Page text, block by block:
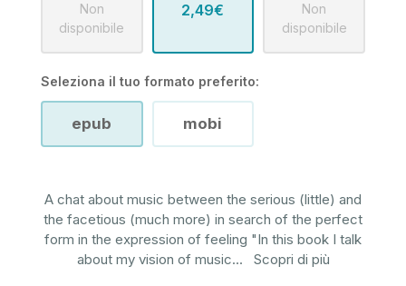
Non
disponibile
2,49€
Non
disponibile
Seleziona il tuo formato preferito:
epub mobi
A chat about music between the serious (little) and
the facetious (much more) in search of the perfect
form in the expression of feeling "In this book I talk
about my vision of music... Scopri di più